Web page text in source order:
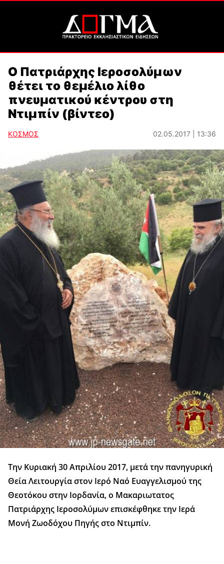
Ο Πατριάρχης Ιεροσολύμων
θέτει το θεμέλιο λίθο
πνευματικού κέντρου στη
Ντιμπίν (βίντεο)
ΚΟΣΜΟΣ 02.05.2017 | 13:36
Την Κυριακή 30 Απριλίου 2017, μετά την πανηγυρική
Θεία Λειτουργία στον Ιερό Ναό Ευαγγελισμού της
Θεοτόκου στην Ιορδανία, ο Μακαριωτατος
Πατριάρχης Ιεροσολύμων επισκέφθηκε την Ιερά
Μονή Ζωοδόχου Πηγής στο Ντιμπίν.